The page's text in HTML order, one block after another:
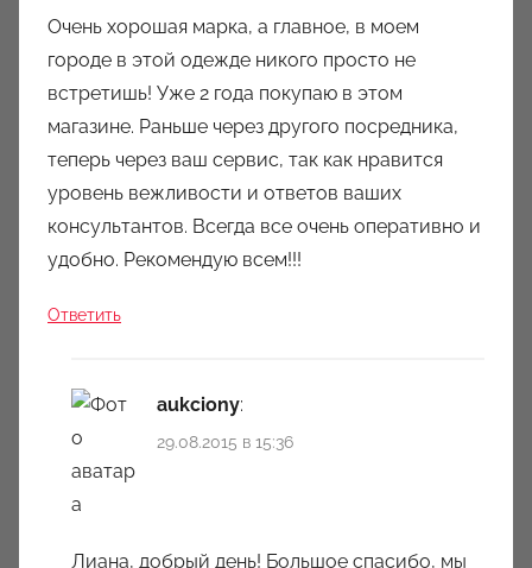
Очень хорошая марка, а главное, в моем
городе в этой одежде никого просто не
встретишь! Уже 2 года покупаю в этом
магазине. Раньше через другого посредника,
теперь через ваш сервис, так как нравится
уровень вежливости и ответов ваших
консультантов. Всегда все очень оперативно и
удобно. Рекомендую всем!!!
Ответить
aukciony:
29.08.2015 в 15:36
Лиана, добрый день! Большое спасибо, мы